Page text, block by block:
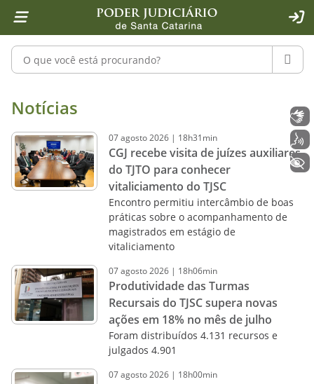
1 Ir para o conteúdo
2 Ir para a ferramenta de acessibilidade - Rybená
4 Ir para o menu principal
5 Ir para a pesquisa
6 Ir para o rodapé
7 Ir para a página inicial
Pesquisar no portal
Notícias - Imprensa - Poder
Notícias
07agosto2026 | 18h31min
CGJ recebe visita de juízes auxiliares
do TJTO para conhecer
vitaliciamento do TJSC
Encontro permitiu intercâmbio de boas
práticas sobre o acompanhamento de
magistrados em estágio de
vitaliciamento
07agosto2026 | 18h06min
Produtividade das Turmas
Recursais do TJSC supera novas
ações em 18% no mês de julho
Foram distribuídos 4.131 recursos e
julgados 4.901
07agosto2026 | 18h00min
+ Acessibilidade